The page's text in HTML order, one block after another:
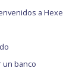
a Hexe
un banco